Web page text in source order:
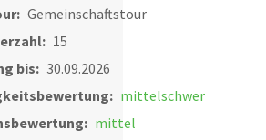
Gemeinschaftstour
15
bis: 30.09.2026
mittelschwer
mittel